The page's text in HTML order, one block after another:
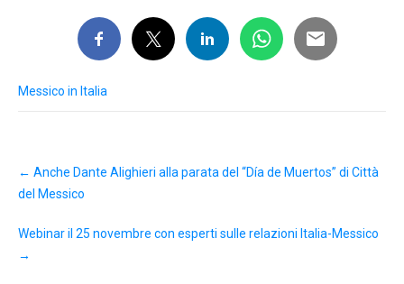
Messico in Italia
navigation
← Anche Dante Alighieri alla parata del “Día de Muertos” di Città
del Messico
Webinar il 25 novembre con esperti sulle relazioni Italia-Messico
→